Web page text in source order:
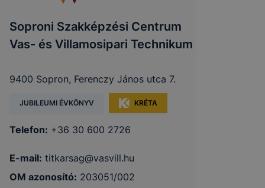
Soproni Szakképzési Centrum
Vas- és Villamosipari Technikum
9400 Sopron, Ferenczy János utca 7.
JUBILEUMI ÉVKÖNYV KRÉTA
Telefon: +36 30 600 2726
E-mail: titkarsag@vasvill.hu
OM azonosító: 203051/002